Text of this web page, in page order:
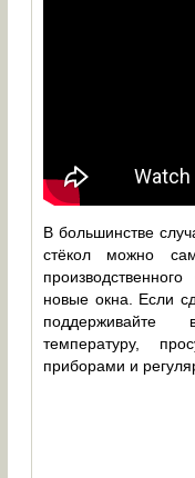
В большинстве
стёкол можно
новые окна. Если
температуру,
приборами и